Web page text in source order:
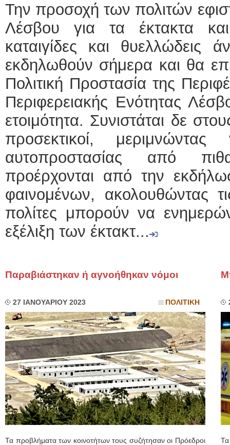
Την προσοχή των πολιτών
Λέσβου για τα έκτακτα
καταιγίδες και θυελλώδεις
εκδηλωθούν σήμερα και θα
Πολιτική Προστασία της
Περιφερειακής Ενότητας
ετοιμότητα. Συνιστάται δε
προσεκτικοί,
αυτοπροστασίας από
προέρχονται από την
φαινομένων, ακολουθώντας
πολίτες μπορούν να
εξέλιξη των έκτακτ...
Παραβιάστηκαν ή αγνοήθηκαν νόμοι
27 ΙΑΝΟΥΑΡΙΟΥ 2023 ΠΟΛΙΤΙΚΗ
Τα προβλήματα των κοινοτήτων τους συζήτησαν οι Πρόεδροι